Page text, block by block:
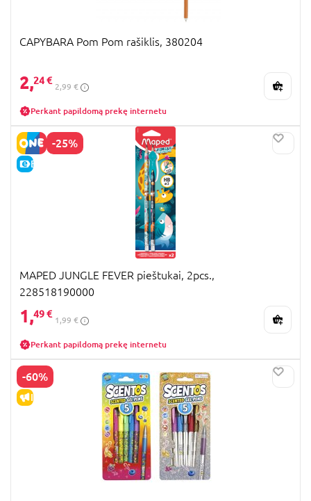
CAPYBARA Pom Pom rašiklis, 380204
2,24 €
2,99 €
Perkant papildomą prekę internetu
-25%
E-KAINA
MAPED JUNGLE FEVER pieštukai, 2pcs.,
228518190000
1,49 €
1,99 €
Perkant papildomą prekę internetu
-60%
IŠPARDAVIMAS